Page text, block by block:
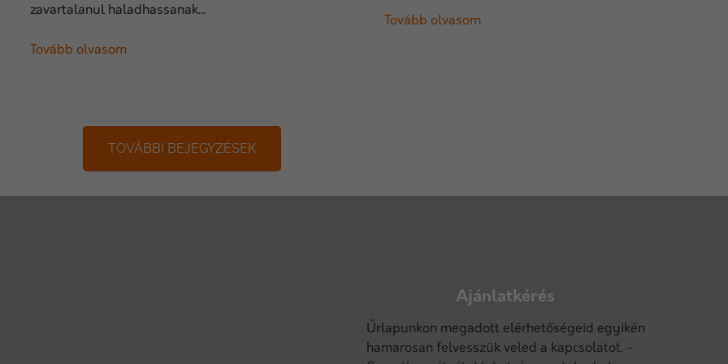
zavartalanul haladhassanak...
Tovább olvasom
Tovább olvasom
TOVÁBBI BEJEGYZÉSEK
Ajánlatkérés
Űrlapunkon megadott elérhetőségeid egyikén
hamarosan felvesszük veled a kapcsolatot. -